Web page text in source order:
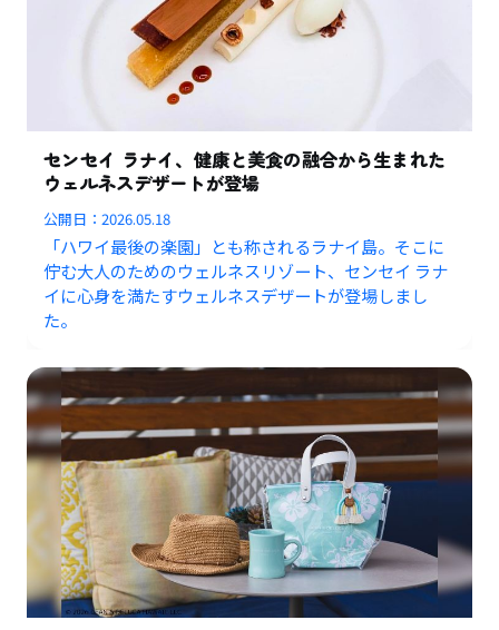
センセイ ラナイ、健康と美食の融合から生まれた
ウェルネスデザートが登場
公開日：2026.05.18
「ハワイ最後の楽園」とも称されるラナイ島。そこに
佇む大人のためのウェルネスリゾート、センセイ ラナ
イに心身を満たすウェルネスデザートが登場しまし
た。